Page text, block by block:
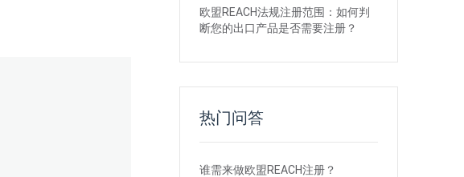
欧盟REACH法规注册范围：如何判
断您的出口产品是否需要注册？
热门问答
谁需来做欧盟REACH注册？